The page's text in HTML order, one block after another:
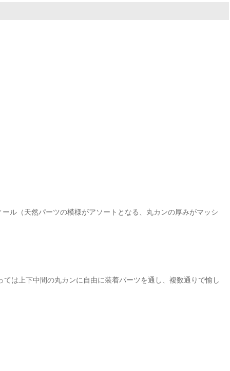
ル（天然パーツの模様がアソートとなる、丸カンの厚みがマッシ
は上下中間の丸カンに自由に装着パーツを通し、複数通りで愉し